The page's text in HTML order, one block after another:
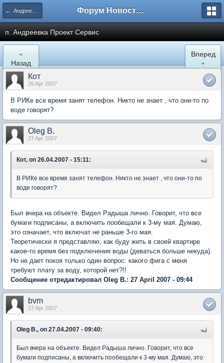
← Андреевка Форум Новостройки
п. Андреевка Проект Сервис
«
Назад
Вперед
»
Кот
26 Apr 2007
В РИКе все время занят телефон. Никто не знает , что они-то по
воде говорят?
Oleg B.
27 Apr 2007
Кот, on 26.04.2007 - 15:11:
В РИКе все время занят телефон. Никто не знает , что они-то по
воде говорят?
Был вчера на объекте. Видел Радыша лично. Говорит, что все
бумаги подписаны, а включить пообещали к 3-му мая. Думаю,
это означает, что включат не раньше 3-го мая.
Теоретически я представляю, как буду жить в своей квартире
какое-то время без подключения воды (деваться больше некуда).
Но не дает покоя только один вопрос: какого фига с меня
требуют плату за воду, которой нет?!!
Сообщение отредактировал Oleg B.: 27 April 2007 - 09:44
bvm
27 Apr 2007
Oleg B., on 27.04.2007 - 09:40:
Был вчера на объекте. Видел Радыша лично. Говорит, что все
бумаги подписаны, а включить пообещали к 3-му мая. Думаю, это